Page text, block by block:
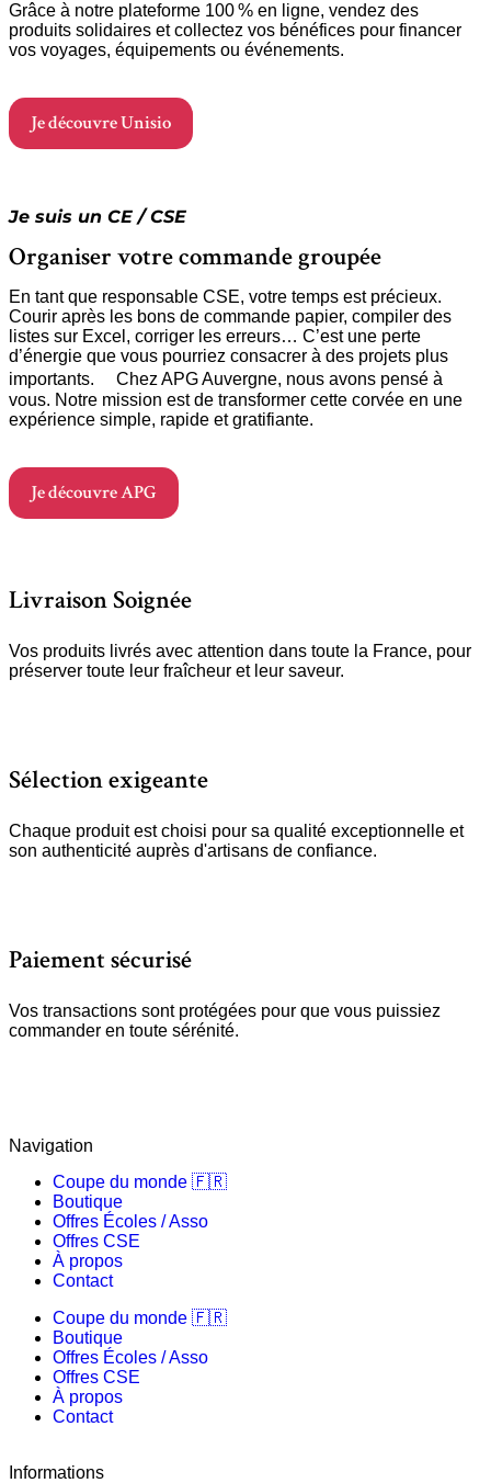
Grâce à notre plateforme 100 % en ligne, vendez des
produits solidaires et collectez vos bénéfices pour financer
vos voyages, équipements ou événements.
Je découvre Unisio
Je suis un CE / CSE
Organiser votre commande groupée
En tant que responsable CSE, votre temps est précieux.
Courir après les bons de commande papier, compiler des
listes sur Excel, corriger les erreurs… C’est une perte
d’énergie que vous pourriez consacrer à des projets plus
importants. Chez APG Auvergne, nous avons pensé à
vous. Notre mission est de transformer cette corvée en une
expérience simple, rapide et gratifiante.
Je découvre APG
Livraison Soignée
Vos produits livrés avec attention dans toute la France, pour
préserver toute leur fraîcheur et leur saveur.
Sélection exigeante
Chaque produit est choisi pour sa qualité exceptionnelle et
son authenticité auprès d'artisans de confiance.
Paiement sécurisé
Vos transactions sont protégées pour que vous puissiez
commander en toute sérénité.
Navigation
Coupe du monde 🇫🇷
Boutique
Offres Écoles / Asso
Offres CSE
À propos
Contact
Coupe du monde 🇫🇷
Boutique
Offres Écoles / Asso
Offres CSE
À propos
Contact
Informations